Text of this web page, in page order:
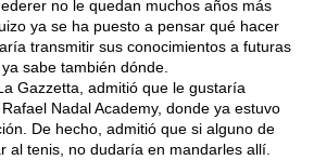
no le quedan muchos años más
ya se ha puesto a pensar qué hacer
transmitir sus conocimientos a futuras
sabe también dónde.
Gazzetta, admitió que le gustaría
Nadal Academy, donde ya estuvo
De hecho, admitió que si alguno de
al tenis, no dudaría en mandarles allí.